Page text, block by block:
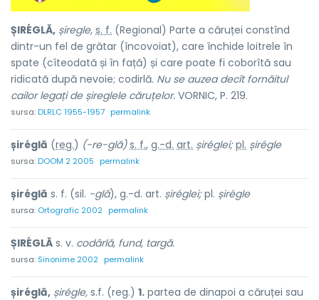
ȘIRÉGLĂ, șiregle, s. f. (Regional) Parte a căruței constînd
dintr-un fel de grătar (încovoiat), care închide loitrele în
spate (cîteodată și în față) și care poate fi coborîtă sau
ridicată după nevoie; codirlă. Nu se auzea decît fornăitul
cailor legați de șireglele căruțelor. VORNIC, P. 219.
sursa:DLRLC 1955-1957 permalink
șiréglă (reg.) (-re-glă) s. f., g.-d. art. șiréglei; pl. șirégle
sursa:DOOM 2 2005 permalink
șiréglă s. f. (sil. -glă), g.-d. art. șiréglei;pl. șirégle
sursa: Ortografic 2002 permalink
ȘIRÉGLĂ s. v. codârlă, fund, targă.
sursa: Sinonime 2002 permalink
șiréglă, șirégle, s.f. (reg.) 1. partea de dinapoi a căruței sau